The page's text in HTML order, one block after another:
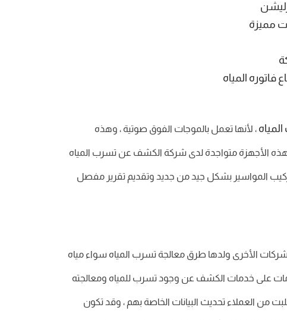
مميزة
المياه
، لأنها تعمل بالموجات الفوق صوتية ، وهذه
، وهذه الأجهزة متواجدة لدى شركة الكشف عن تسرب المياه
المواسير بشكل جيد من جديد وتقديم تقرير مفصل
الأخرى ولدها طرق معالجة تسرب المياه سواء مياه
على خدمات الكشف عن وجود تسرب للمياه ومعالجته
من العملاء تحديث البيانات الخاصة بهم ، وقد تكون